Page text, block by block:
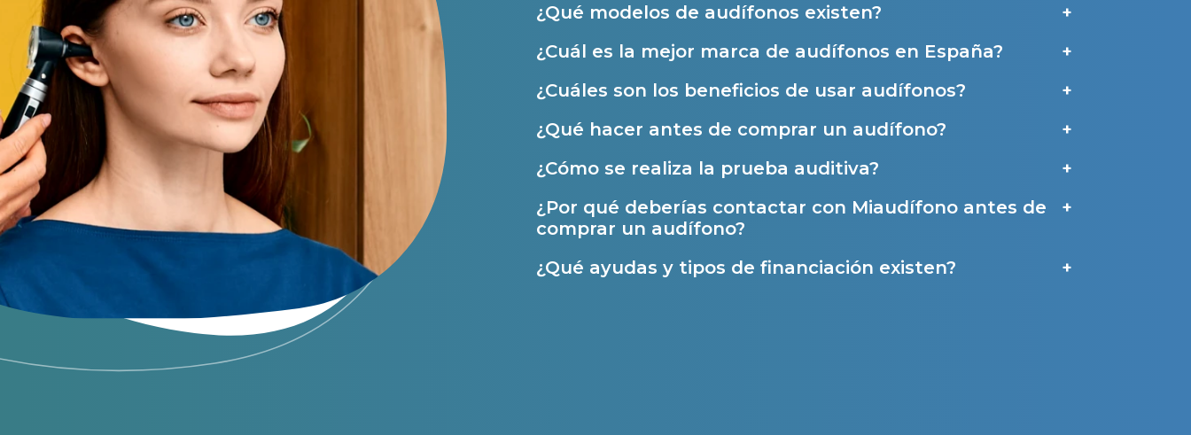
¿Qué modelos de audífonos existen?
¿Cuál es la mejor marca de audífonos en España?
¿Cuáles son los beneficios de usar audífonos?
¿Qué hacer antes de comprar un audífono?
¿Cómo se realiza la prueba auditiva?
¿Por qué deberías contactar con Miaudífono antes de
comprar un audífono?
¿Qué ayudas y tipos de financiación existen?
Ayudas y subvenciones
Ayuda Miaudífono hasta 200€*
Ayudas para audífonos en Andalucía
Ayudas y subvenciones en La Rioja
Ayudas para audífonos en Galicia